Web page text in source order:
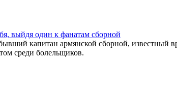
выйдя один к фанатам сборной
капитан армянской сборной, известный
среди болельщиков.